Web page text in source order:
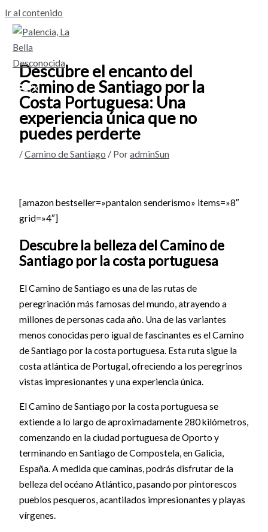
Ir al contenido
Descubre el encanto del
Camino de Santiago por la
Costa Portuguesa: Una
experiencia única que no
puedes perderte
/Camino de Santiago / PoradminSun
[amazon bestseller=»pantalon senderismo» items=»8″
grid=»4″]
Descubre la belleza del Camino de
Santiago por la costa portuguesa
El Camino de Santiago es una de las rutas de
peregrinación más famosas del mundo, atrayendo a
millones de personas cada año. Una de las variantes
menos conocidas pero igual de fascinantes es el Camino
de Santiago por la costa portuguesa. Esta ruta sigue la
costa atlántica de Portugal, ofreciendo a los peregrinos
vistas impresionantes y una experiencia única.
El Camino de Santiago por la costa portuguesa se
extiende a lo largo de aproximadamente 280 kilómetros,
comenzando en la ciudad portuguesa de Oporto y
terminando en Santiago de Compostela, en Galicia,
España. A medida que caminas, podrás disfrutar de la
belleza del océano Atlántico, pasando por pintorescos
pueblos pesqueros, acantilados impresionantes y playas
vírgenes.